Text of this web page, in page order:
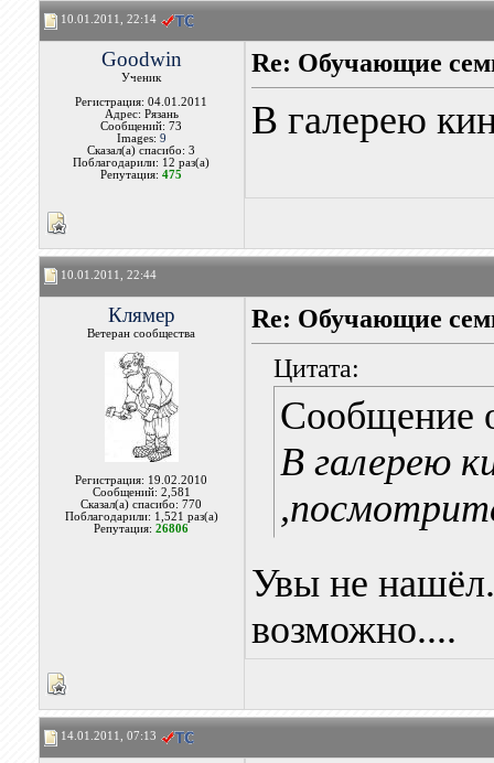
10.01.2011, 22:14
Goodwin
Ученик
Регистрация: 04.01.2011
Адрес: Рязань
Сообщений: 73
Images: 9
Сказал(а) спасибо: 3
Поблагодарили: 12 раз(а)
Репутация:475
Re: Обучающие
В галерею
10.01.2011, 22:44
Клямер
Ветеран сообщества
Регистрация: 19.02.2010
Сообщений: 2,581
Сказал(а) спасибо: 770
Поблагодарили: 1,521 раз(а)
Репутация:26806
Re: Обучающие
Цитата:
Сообщение
В галерею
Увы не
возможно....
14.01.2011, 07:13